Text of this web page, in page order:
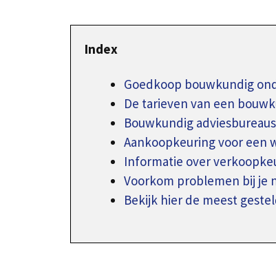
Index
Goedkoop bouwkundig
De tarieven van een
Bouwkundig
Aankoopkeuring voor een
Informatie over
Voorkom problemen bij je
Bekijk hier de meest